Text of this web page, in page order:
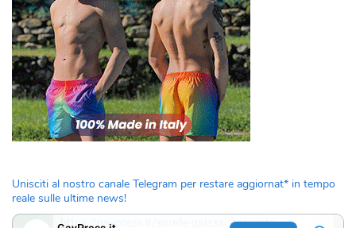
Unisciti al nostro canale Telegram per restare aggiornat* in tempo
reale sulle ultime news!